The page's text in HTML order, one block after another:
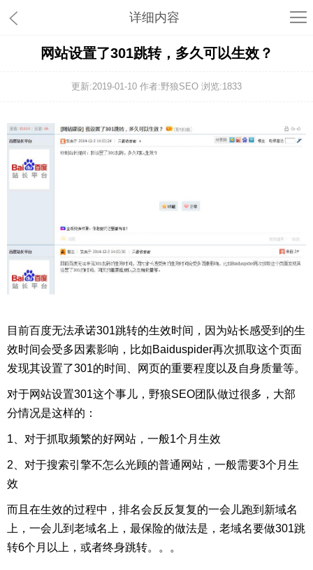
详细内容
网站设置了301跳转，多久可以生效？
更新:2019-01-10 作者:野狼SEO 浏览:1833
目前百度无法承诺301跳转的生效时间，因为站长感受到的生
效时间会受多因素影响，比如Baiduspider再次抓取这个页面
发现其设置了301的时间、网页的重要程度以及自身质量等。
对于网站设置301这个事儿，野狼SEO团队做过很多，大部
分情况是这样的：
1、对于抓取频繁的好网站，一般1个月生效
2、对于搜索引擎不怎么光顾的普通网站，一般需要3个月生
效
而且在生效的过程中，排名会反反复复的一会儿跑到新域名
上，一会儿到老域名上，最保险的做法是，老域名要做301跳
转6个月以上，或者终身跳转。。。